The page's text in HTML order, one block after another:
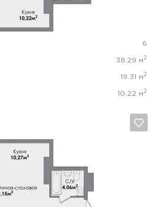
6
38.29 м 2
19.31 м 2
10.22 м 2
Да, удалить Отмена